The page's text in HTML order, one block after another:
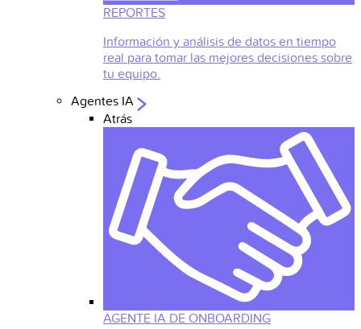
REPORTES
Información y análisis de datos en tiempo
real para tomar las mejores decisiones sobre
tu equipo.
Agentes IA
Atrás
AGENTE IA DE ONBOARDING